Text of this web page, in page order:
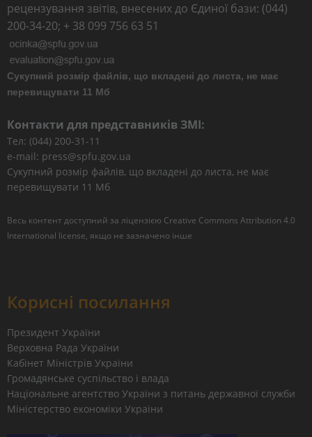
рецензування звітів, внесених до Єдиної бази: (044)
200-34-20; + 38 099 756 63 51
Сукупний розмір файлів, що вкладені до листа, не має
перевищувати 11 Мб
Контакти для представників ЗМІ:
Тел: (044) 200-31-11
e-mail: press@spfu.gov.ua
Сукупний розмір файлів, що вкладені до листа, не має
перевищувати 11 Мб
Весь контент доступний за ліцензією Creative Commons Attribution 4.0
International license, якщо не зазначено інше
Корисні посилання
Президент України
Верховна Рада України
Кабінет Міністрів України
Громадянське суспільство і влада
Національне агентство України з питань державної служби
Міністерство економіки України